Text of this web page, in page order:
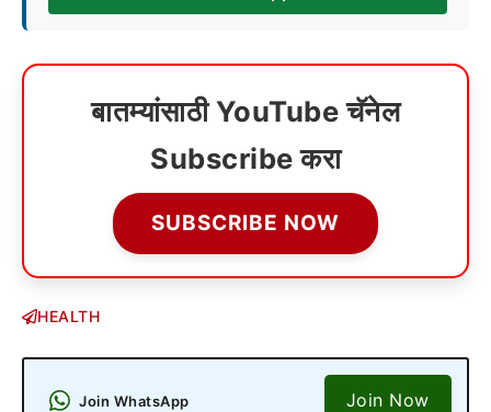
बातम्यांसाठी YouTube चॅनेल
Subscribe करा
SUBSCRIBE NOW
HEALTH
Join WhatsApp Join Now